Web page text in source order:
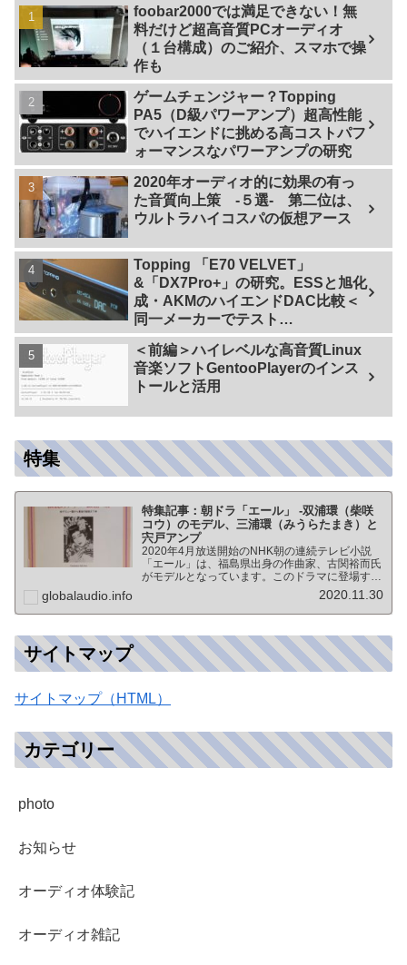
foobar2000では満足できない！無
料だけど超高音質PCオーディオ
（１台構成）のご紹介、スマホで操
作も
ゲームチェンジャー？Topping
PA5（D級パワーアンプ）超高性能
でハイエンドに挑める高コストパフ
ォーマンスなパワーアンプの研究
2020年オーディオ的に効果の有っ
た音質向上策 -５選- 第二位は、
ウルトラハイコスパの仮想アース
Topping 「E70 VELVET」
&「DX7Pro+」の研究。ESSと旭化
成・AKMのハイエンドDAC比較＜
同一メーカーでテスト
【ES9038PRO Vs AK4499EX】＞
＜前編＞ハイレベルな高音質Linux
音楽ソフトGentooPlayerのインス
トールと活用
特集
特集記事：朝ドラ「エール」 -双浦環（柴咲
コウ）のモデル、三浦環（みうらたまき）と
宍戸アンプ
2020年4月放送開始のNHK朝の連続テレビ小説
「エール」は、福島県出身の作曲家、古関裕而氏
がモデルとなっています。このドラマに登場する
戦前の声楽家、三浦環さんと、本サイトにも登場
する宍戸公一氏のアンプ（著書「送信管によるシ
ングルアンプ製作…
globalaudio.info 2020.11.30
サイトマップ
サイトマップ（HTML）
カテゴリー
photo
お知らせ
オーディオ体験記
オーディオ雑記